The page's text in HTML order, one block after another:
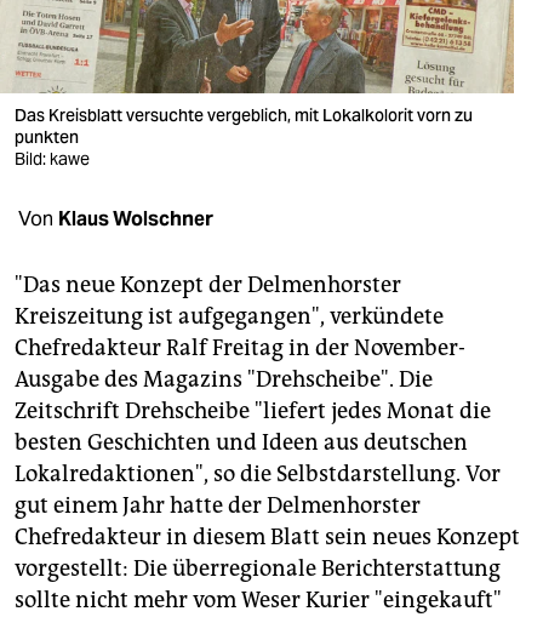
verlag
verlag
veranstaltungen
shop
fragen & hilfe
abo
genossenschaft
epaper login
Das Kreisblatt versuchte vergeblich, mit Lokalkolorit vorn zu
punkten
Bild: kawe
Von Klaus Wolschner
"Das neue Konzept der Delmenhorster
Kreiszeitung ist aufgegangen", verkündete
Chefredakteur Ralf Freitag in der November-
Ausgabe des Magazins "Drehscheibe". Die
Zeitschrift Drehscheibe "liefert jedes Monat die
besten Geschichten und Ideen aus deutschen
Lokalredaktionen", so die Selbstdarstellung. Vor
gut einem Jahr hatte der Delmenhorster
Chefredakteur in diesem Blatt sein neues Konzept
vorgestellt: Die überregionale Berichterstattung
sollte nicht mehr vom Weser Kurier "eingekauft"